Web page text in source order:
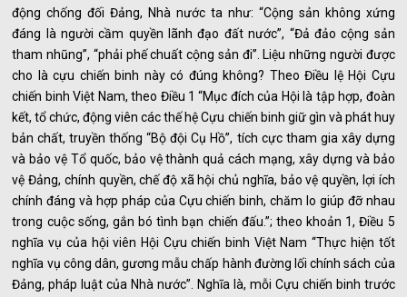
động chống đối Đảng, Nhà nước ta như: “Cộng sản không xứng
đáng là người cầm quyền lãnh đạo đất nước”, “Đả đảo cộng sản
tham nhũng”, “phải phế chuất cộng sản đi”. Liệu những người được
cho là cựu chiến binh này có đúng không? Theo Điều lệ Hội Cựu
chiến binh Việt Nam, theo Điều 1 “Mục đích của Hội là tập hợp, đoàn
kết, tổ chức, động viên các thế hệ Cựu chiến binh giữ gìn và phát huy
bản chất, truyền thống “Bộ đội Cụ Hồ”, tích cực tham gia xây dựng
và bảo vệ Tổ quốc, bảo vệ thành quả cách mạng, xây dựng và bảo
vệ Đảng, chính quyền, chế độ xã hội chủ nghĩa, bảo vệ quyền, lợi ích
chính đáng và hợp pháp của Cựu chiến binh, chăm lo giúp đỡ nhau
trong cuộc sống, gắn bó tình bạn chiến đấu.”; theo khoản 1, Điều 5
nghĩa vụ của hội viên Hội Cựu chiến binh Việt Nam “Thực hiện tốt
nghĩa vụ công dân, gương mẫu chấp hành đường lối chính sách của
Đảng, pháp luật của Nhà nước”. Nghĩa là, mỗi Cựu chiến binh trước